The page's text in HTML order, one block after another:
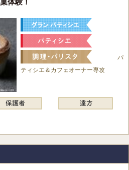
体験！
パ
ティシエ＆カフェオーナー専攻